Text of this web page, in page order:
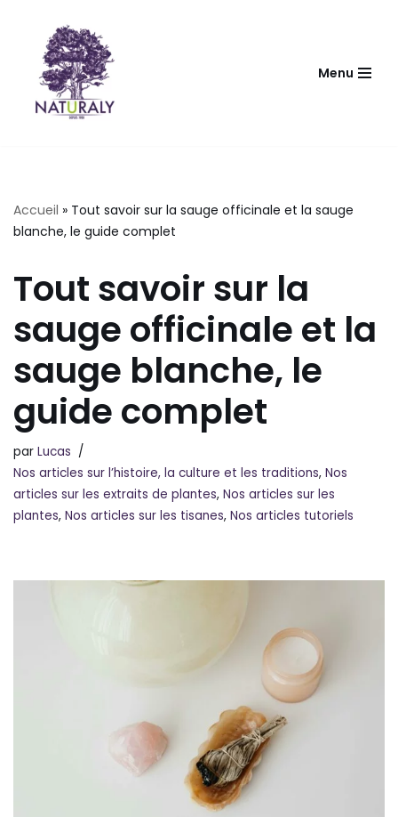
contenu
Menu
Accueil » Tout savoir sur la sauge officinale et la sauge
blanche, le guide complet
Tout savoir sur la
sauge officinale et la
sauge blanche, le
guide complet
par Lucas
Nos articles sur l’histoire, la culture et les traditions, Nos
articles sur les extraits de plantes, Nos articles sur les
plantes, Nos articles sur les tisanes, Nos articles tutoriels